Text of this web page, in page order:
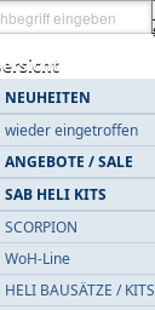
NEUHEITEN
wieder eingetroffen
ANGEBOTE / SALE
SAB HELI KITS
SCORPION
WoH-Line
HELI BAUSÄTZE / KITS